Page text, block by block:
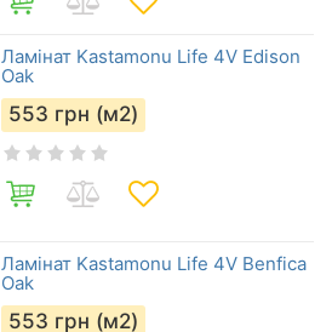
Ламінат Kastamonu Life 4V Edison
Oak
553 грн (м2)
Ламінат Kastamonu Life 4V Benfica
Oak
553 грн (м2)